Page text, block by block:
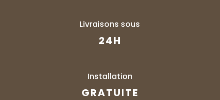
Livraisons sous
24H
Installation
GRATUITE